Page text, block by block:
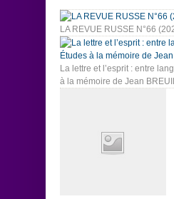
LA REVUE RUSSE N°66
La lettre et l’esprit : entre
à la mémoire de Jean